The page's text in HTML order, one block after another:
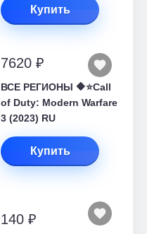
Купить
7620 ₽
ВСЕ РЕГИОНЫ 🔶⭐Call
of Duty: Modern Warfare
3 (2023) RU
Купить
140 ₽